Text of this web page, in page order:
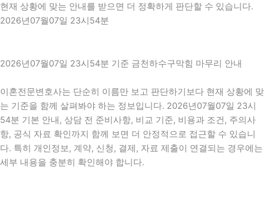
현재 상황에 맞는 안내를 받으면 더 정확하게 판단할 수 있습니다.
2026년07월07일 23시54분
2026년07월07일 23시54분 기준 금천하수구막힘 마무리 안내
이혼전문변호사는 단순히 이름만 보고 판단하기보다 현재 상황에 맞
는 기준을 함께 살펴봐야 하는 정보입니다. 2026년07월07일 23시
54분 기본 안내, 상담 전 준비사항, 비교 기준, 비용과 조건, 주의사
항, 공식 자료 확인까지 함께 보면 더 안정적으로 접근할 수 있습니
다. 특히 개인정보, 계약, 신청, 결제, 자료 제출이 연결되는 경우에는
세부 내용을 충분히 확인해야 합니다.